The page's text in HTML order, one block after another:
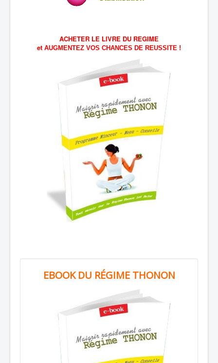
ACHETER LE LIVRE DU REGIME
et AUGMENTEZ VOS CHANCES DE REUSSITE !
EBOOK DU RÉGIME THONON